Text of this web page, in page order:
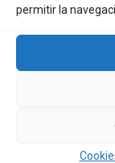
permitir la